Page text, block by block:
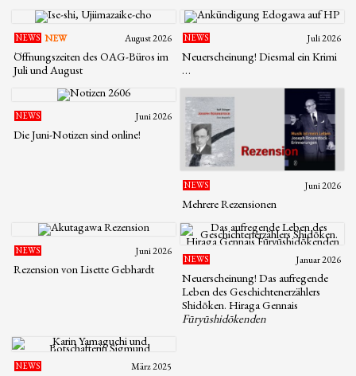
NEWS NEW August 2026
Öffnungszeiten des OAG-Büros im
Juli und August
NEWS Juli 2026
Neuerscheinung! Diesmal ein Krimi
…
NEWS Juni 2026
Die Juni-Notizen sind online!
NEWS Juni 2026
Mehrere Rezensionen
NEWS Juni 2026
Rezension von Lisette Gebhardt
NEWS Januar 2026
Neuerscheinung! Das aufregende
Leben des Geschichtenerzählers
Shidōken. Hiraga Gennais
Fūryūshidōkenden
NEWS März 2025